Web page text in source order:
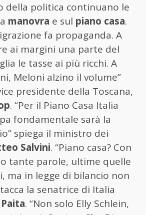
della politica continuano le
manovra e sul piano casa.
fa propaganda. A
ai margini una parte del
le tasse ai più ricchi. A
Meloni alzino il volume”
presidente della Toscana,
. “Per il Piano Casa Italia
fondamentale sarà la
spiega il ministro dei
Salvini. “Piano casa? Con
tante parole, ultime quelle
ma in legge di bilancio non
la senatrice di Italia
. “Non solo Elly Schlein,